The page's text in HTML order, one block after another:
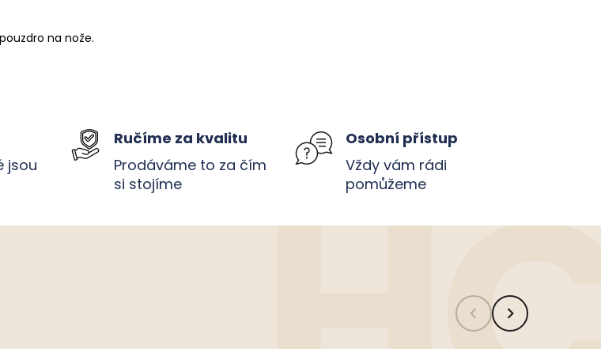
na nože.
jsou
Ručíme za kvalitu
Prodáváme to za čím
si stojíme
Osobní přístup
Vždy vám rádi
pomůžeme